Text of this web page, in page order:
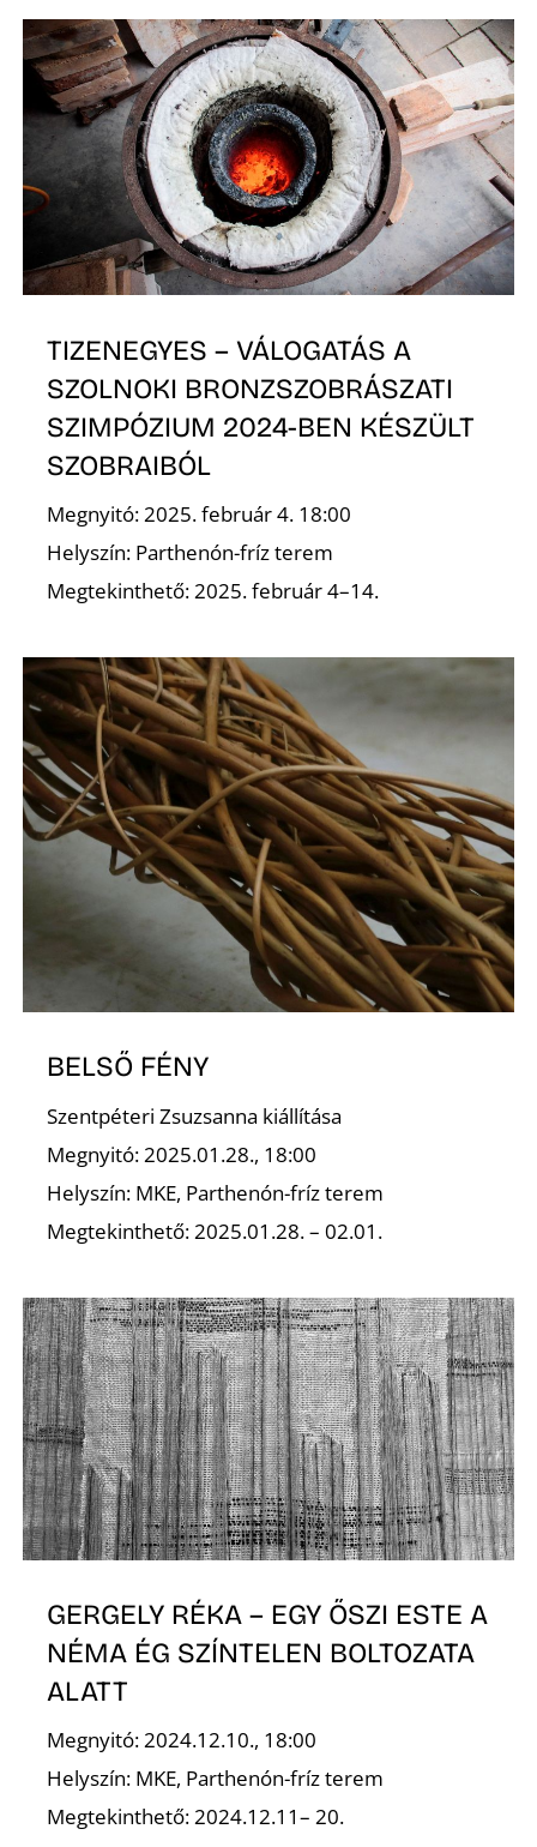
TIZENEGYES – VÁLOGATÁS A
SZOLNOKI BRONZSZOBRÁSZATI
SZIMPÓZIUM 2024-BEN KÉSZÜLT
SZOBRAIBÓL
Megnyitó: 2025. február 4. 18:00
Helyszín: Parthenón-fríz terem
Megtekinthető: 2025. február 4–14.
BELSŐ FÉNY
Szentpéteri Zsuzsanna kiállítása
Megnyitó: 2025.01.28., 18:00
Helyszín: MKE, Parthenón-fríz terem
Megtekinthető: 2025.01.28. – 02.01.
GERGELY RÉKA – EGY ŐSZI ESTE A
NÉMA ÉG SZÍNTELEN BOLTOZATA
ALATT
Megnyitó: 2024.12.10., 18:00
Helyszín: MKE, Parthenón-fríz terem
Megtekinthető: 2024.12.11– 20.